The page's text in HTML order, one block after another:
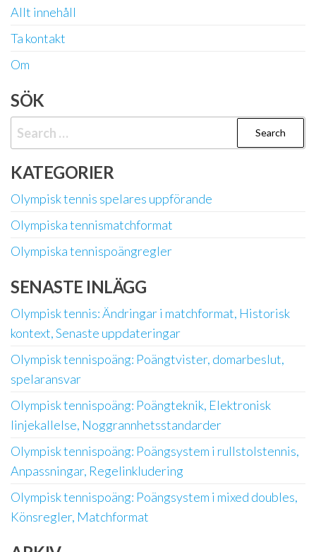
Allt innehåll
Ta kontakt
Om
SÖK
Search
for:
KATEGORIER
Olympisk tennis spelares uppförande
Olympiska tennismatchformat
Olympiska tennispoängregler
SENASTE INLÄGG
Olympisk tennis: Ändringar i matchformat, Historisk
kontext, Senaste uppdateringar
Olympisk tennispoäng: Poängtvister, domarbeslut,
spelaransvar
Olympisk tennispoäng: Poängteknik, Elektronisk
linjekallelse, Noggrannhetsstandarder
Olympisk tennispoäng: Poängsystem i rullstolstennis,
Anpassningar, Regelinkludering
Olympisk tennispoäng: Poängsystem i mixed doubles,
Könsregler, Matchformat